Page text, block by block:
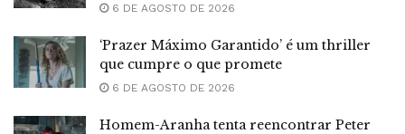
6 DE AGOSTO DE 2026
‘Prazer Máximo Garantido’ é um thriller
que cumpre o que promete
6 DE AGOSTO DE 2026
Homem-Aranha tenta reencontrar Peter